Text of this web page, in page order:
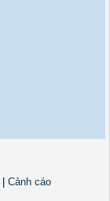
Cảnh cáo